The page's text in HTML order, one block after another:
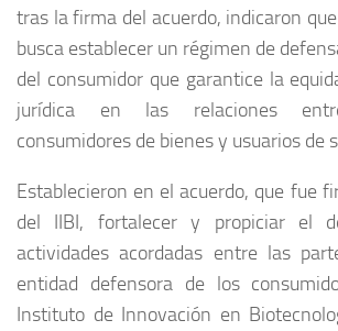
tras la firma del acuerdo, indicaron
busca establecer un régimen de
del consumidor que garantice la
jurídica en las relaciones
consumidores de bienes y usuarios de
Establecieron en el acuerdo, que fue
del IIBI, fortalecer y propiciar el
actividades acordadas entre las
entidad defensora de los
Instituto de Innovación en